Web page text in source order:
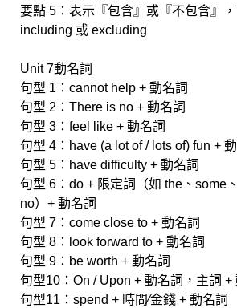
要點 5：表示『包含』或『不包含』
including 或 excluding
Unit 7動名詞
句型 1：cannot help + 動名詞
句型 2：There is no + 動名詞
句型 3：feel like + 動名詞
句型 4：have (a lot of / lots of) fun +
句型 5：have difficulty + 動名詞
句型 6：do + 限定詞（如 the、some
no）+ 動名詞
句型 7：come close to + 動名詞
句型 8：look forward to + 動名詞
句型 9：be worth + 動名詞
句型10：On / Upon + 動名詞，主詞
句型11：spend + 時間∕金錢 + 動名詞